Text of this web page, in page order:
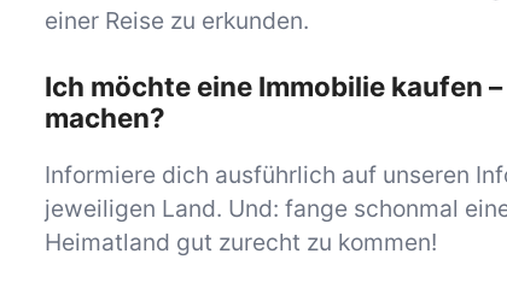
einer Reise zu erkunden.
Ich möchte eine Immobilie kaufen
machen?
Informiere dich ausführlich auf unseren
jeweiligen Land. Und: fange schonmal
Heimatland gut zurecht zu kommen!